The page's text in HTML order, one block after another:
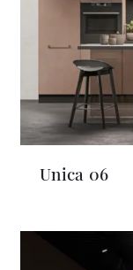
Unica 06